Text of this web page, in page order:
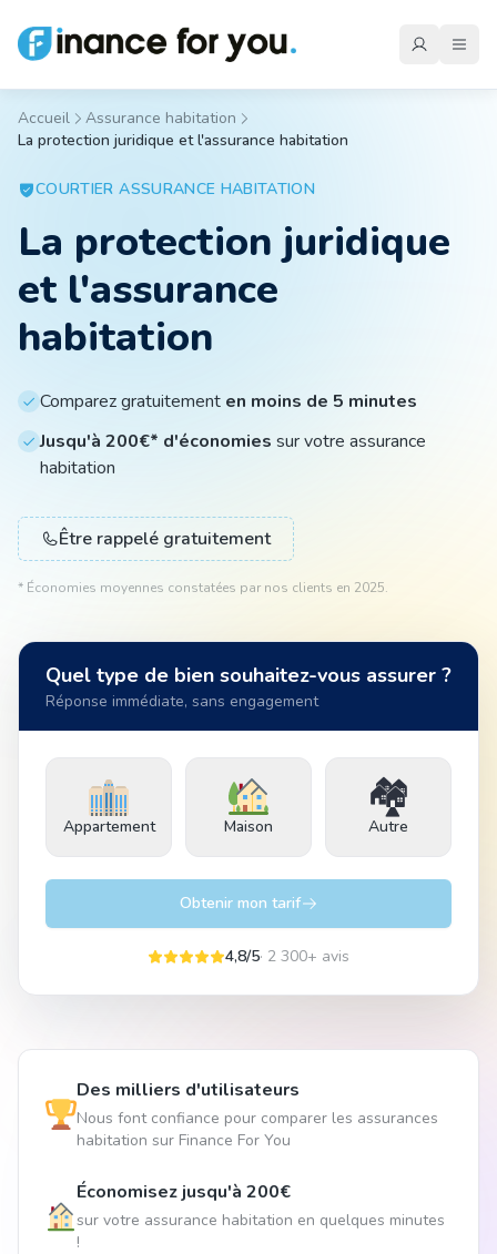
Mutuelle
Emprunteur
Moto
Habitation
Animal
Pro
04 51 55 49 38
Accueil
Assurance habitation
La protection juridique et l'assurance habitation
COURTIERASSURANCE HABITATION
La protection juridique
et l'assurance
habitation
Comparez gratuitement en moins de 5 minutes
Jusqu'à 200€* d'économies sur votre assurance
habitation
Être rappelé gratuitement
* Économies moyennes constatées par nos clients en 2025.
Quel type de bien souhaitez-vous assurer ?
Réponse immédiate, sans engagement
Appartement Maison
🏘️
Autre
Obtenir mon tarif
4,8/5· 2 300+ avis
Des milliers d'utilisateurs
Nous font confiance pour comparer les assurances
habitation sur Finance For You
Économisez jusqu'à 200€
sur votre assurance habitation en quelques minutes
!